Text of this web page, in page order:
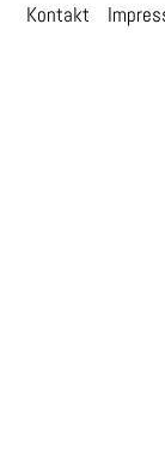
Kontakt